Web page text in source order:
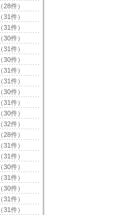
（28件）
（31件）
（31件）
（30件）
（31件）
（30件）
（31件）
（31件）
（30件）
（31件）
（30件）
（32件）
（28件）
（31件）
（31件）
（30件）
（31件）
（30件）
（31件）
（31件）